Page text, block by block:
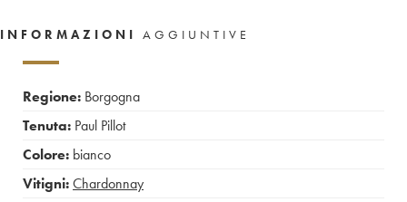
INFORMAZIONI AGGIUNTIVE
Regione: Borgogna
Tenuta: Paul Pillot
Colore: bianco
Vitigni:Chardonnay